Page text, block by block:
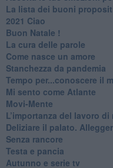
​La lista dei buoni
2021 Ciao
Buon Natale !
​La cura delle parole
​Come nasce un amore
Stanchezza da pandemia
​Tempo per...conoscere il
​Mi sento come Atlante
​Movi-Mente
​L’importanza del lavoro di
​Deliziare il palato.
​Senza rancore
​Testa e pancia
​Autunno e serie tv